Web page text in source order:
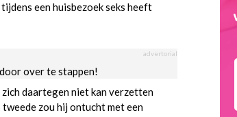
een huisbezoek seks heeft
advertorial
over te stappen!
zich daartegen niet kan verzetten
zou hij ontucht met een